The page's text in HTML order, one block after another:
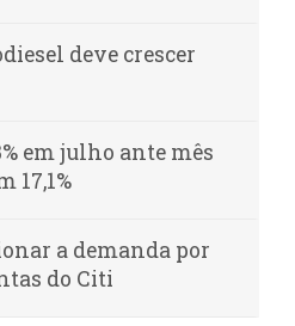
deve crescer
em julho ante mês
17,1%
a demanda por
do Citi